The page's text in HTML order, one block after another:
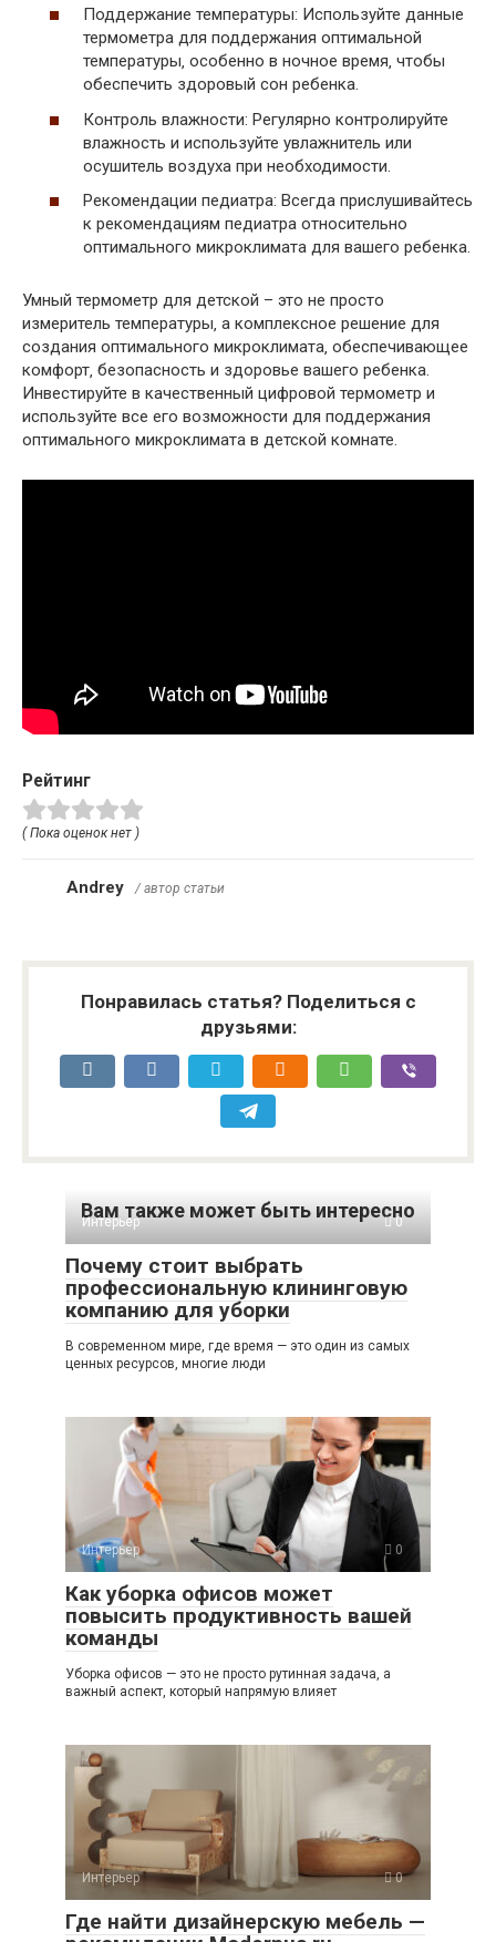
Поддержание температуры: Используйте данные
термометра для поддержания оптимальной
температуры‚ особенно в ночное время‚ чтобы
обеспечить здоровый сон ребенка.
Контроль влажности: Регулярно контролируйте
влажность и используйте увлажнитель или
осушитель воздуха при необходимости.
Рекомендации педиатра: Всегда прислушивайтесь
к рекомендациям педиатра относительно
оптимального микроклимата для вашего ребенка.
Умный термометр для детской – это не просто
измеритель температуры‚ а комплексное решение для
создания оптимального микроклимата‚ обеспечивающее
комфорт‚ безопасность и здоровье вашего ребенка.
Инвестируйте в качественный цифровой термометр и
используйте все его возможности для поддержания
оптимального микроклимата в детской комнате.
Рейтинг
( Пока оценок нет )
Andrey / автор статьи
Понравилась статья? Поделиться с
друзьями:
Вам также может быть интересно
Интерьер 0
Почему стоит выбрать
профессиональную клининговую
компанию для уборки
В современном мире, где время — это один из самых
ценных ресурсов, многие люди
Интерьер 0
Как уборка офисов может
повысить продуктивность вашей
команды
Уборка офисов — это не просто рутинная задача, а
важный аспект, который напрямую влияет
Интерьер 0
Где найти дизайнерскую мебель —